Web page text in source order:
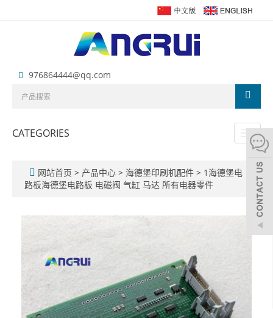
976864444@qq.com
Toggle
CATEGORIES
网站首页 > 产品中心 > 海德堡印刷机配件 > 1海德堡电
路板海德堡电路板 电磁阀 气缸 马达 所有电器零件